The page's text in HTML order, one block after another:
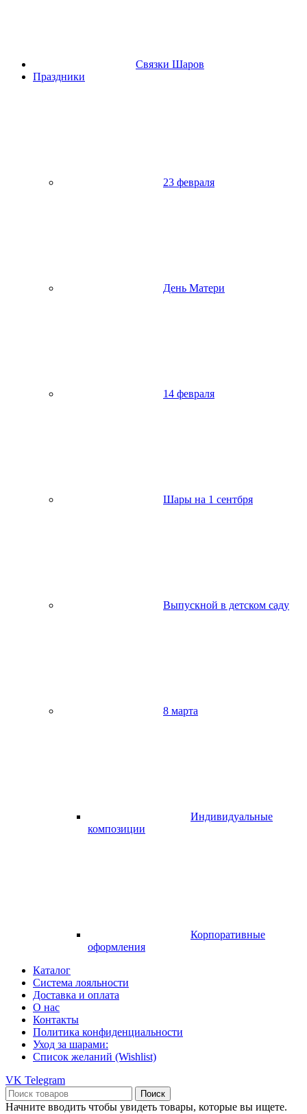
Связки Шаров
Праздники
23 февраля
День Матери
14 февраля
Шары на 1 сентбря
Выпускной в детском саду
8 марта
Индивидуальные
композиции
Корпоративные
оформления
Каталог
Система лояльности
Доставка и оплата
О нас
Контакты
Политика конфиденциальности
Уход за шарами:
Список желаний (Wishlist)
VK Telegram
Поиск
Начните вводить чтобы увидеть товары, которые вы ищете.